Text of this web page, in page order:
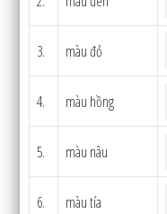
3. màu đỏ
4. màu hồng
5. màu nâu
6. màu tía